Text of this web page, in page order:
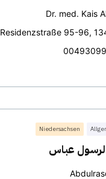
Dr. med. Kais
Residenzstraße 95-96,
Niedersachsen
عباس